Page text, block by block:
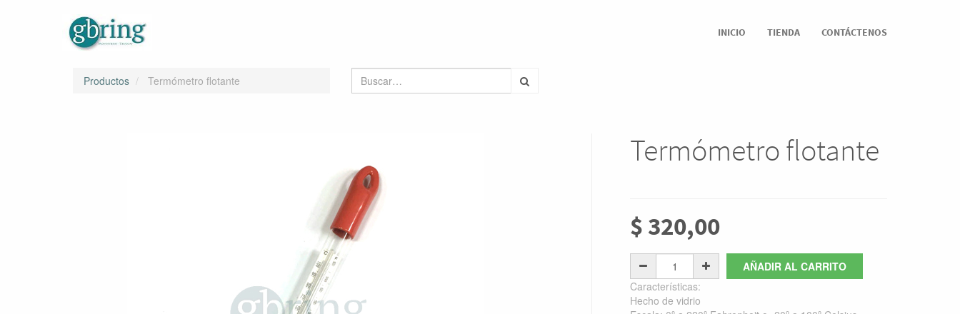
INICIO TIENDA CONTÁCTENOS
Productos Termómetro flotante
Termómetro flotante
$ 320,00
AÑADIR AL CARRITO
Características:
Hecho de vidrio